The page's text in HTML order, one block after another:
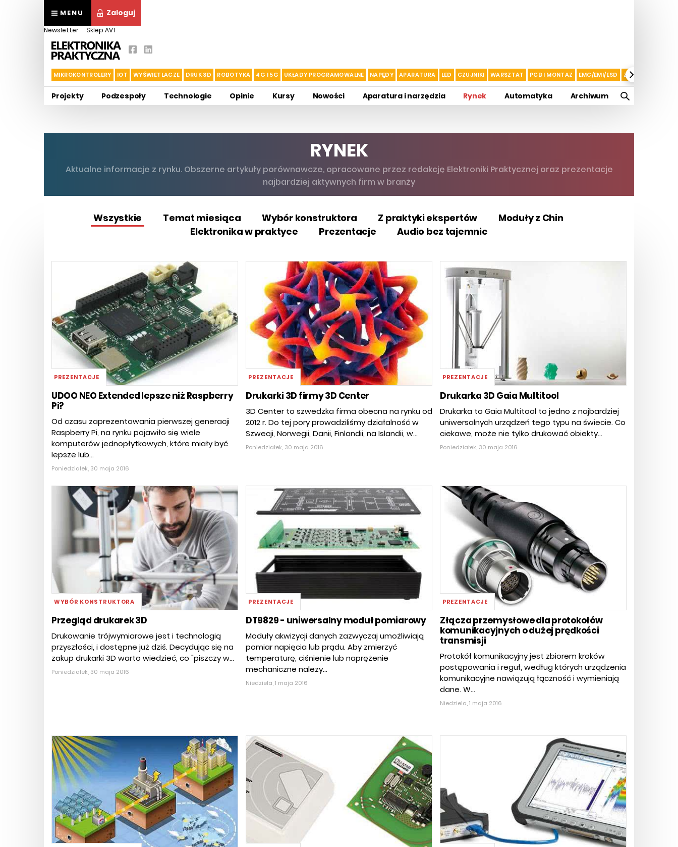
MENU Zaloguj
Newsletter Sklep AVT
MIKROKONTROLERY IOT WYŚWIETLACZE DRUK 3D ROBOTYKA 4G I 5G UKŁADY PROGRAMOWALNE NAPĘDY APARATURA LED CZUJNIKI WARSZTAT PCB I MONTAŻ EMC/EMI/ESD ZASILANIE I
Projekty Podzespoły Technologie Opinie Kursy Nowości Aparatura i narzędzia Rynek Automatyka Archiwum
RYNEK
Aktualne informacje z rynku. Obszerne artykuły porównawcze, opracowane przez redakcję Elektroniki Praktycznej oraz prezentacje
najbardziej aktywnych firm w branży
Wszystkie Temat miesiąca Wybór konstruktora Z praktyki ekspertów
Moduły z Chin
Elektronika w praktyce
Prezentacje Audio bez tajemnic
PREZENTACJE
UDOO NEO Extended lepsze niż Raspberry
Pi?
Od czasu zaprezentowania pierwszej generacji
Raspberry Pi, na rynku pojawiło się wiele
komputerów jednopłytkowych, które miały być
lepsze lub...
Poniedziałek, 30 maja 2016
PREZENTACJE
Drukarki 3D firmy 3D Center
3D Center to szwedzka firma obecna na rynku od
2012 r. Do tej pory prowadziliśmy działalność w
Szwecji, Norwegii, Danii, Finlandii, na Islandii, w...
Poniedziałek, 30 maja 2016
PREZENTACJE
Drukarka 3D Gaia Multitool
Drukarka to Gaia Multitool to jedno z najbardziej
uniwersalnych urządzeń tego typu na świecie. Co
ciekawe, może nie tylko drukować obiekty...
Poniedziałek, 30 maja 2016
WYBÓR KONSTRUKTORA
Przegląd drukarek 3D
Drukowanie trójwymiarowe jest i technologią
przyszłości, i dostępne już dziś. Decydując się na
zakup drukarki 3D warto wiedzieć, co "piszczy w...
Poniedziałek, 30 maja 2016
PREZENTACJE
DT9829 - uniwersalny moduł pomiarowy
Moduły akwizycji danych zazwyczaj umożliwiają
pomiar napięcia lub prądu. Aby zmierzyć
temperaturę, ciśnienie lub naprężenie
mechaniczne należy...
Niedziela, 1 maja 2016
PREZENTACJE
Złącza przemysłowe dla protokołów
komunikacyjnych o dużej prędkości
transmisji
Protokół komunikacyjny jest zbiorem kroków
postępowania i reguł, według których urządzenia
komunikacyjne nawiązują łączność i wymieniają
dane. W...
Niedziela, 1 maja 2016